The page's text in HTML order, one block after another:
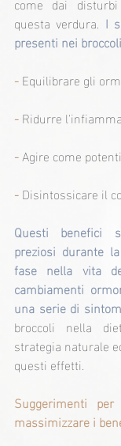
questa verdura. I
presenti nei
- Equilibrare gli
- Ridurre
- Agire come
- Disintossicare il
Questi benefici
preziosi durante
fase nella vita
cambiamenti
una serie di
broccoli nella
strategia naturale
questi effetti.
Suggerimenti
massimizzare i